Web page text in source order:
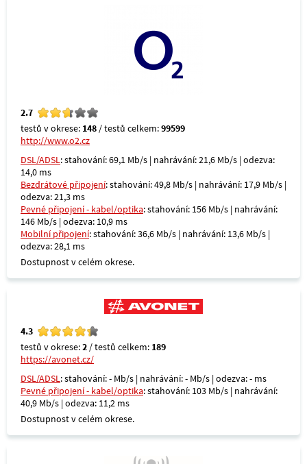
2.7
testů v okrese: 148 / testů celkem:99599
http://www.o2.cz
DSL/ADSL: stahování: 69,1 Mb/s | nahrávání: 21,6 Mb/s | odezva:
14,0 ms
Bezdrátové připojení: stahování: 49,8 Mb/s | nahrávání: 17,9 Mb/s |
odezva: 21,3 ms
Pevné připojení - kabel/optika: stahování: 156 Mb/s | nahrávání:
146 Mb/s | odezva: 10,9 ms
Mobilní připojení: stahování: 36,6 Mb/s | nahrávání: 13,6 Mb/s |
odezva: 28,1 ms
Dostupnost v celém okrese.
4.3
testů v okrese:2 / testů celkem: 189
https://avonet.cz/
DSL/ADSL: stahování: - Mb/s | nahrávání: - Mb/s | odezva: - ms
Pevné připojení - kabel/optika: stahování: 103 Mb/s | nahrávání:
40,9 Mb/s | odezva: 11,2 ms
Dostupnost v celém okrese.